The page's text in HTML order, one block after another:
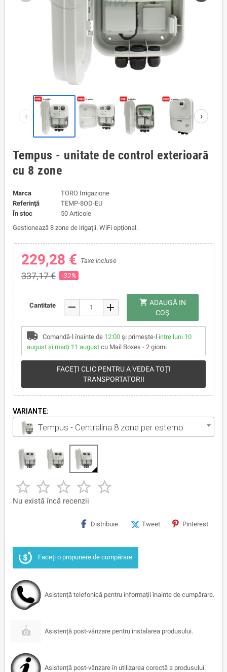
‹ ›
Tempus - unitate de control exterioară
cu 8 zone
Marca
TORO Irrigazione
Referinţă
TEMP-8OD-EU
În stoc
50 Articole
Gestionează 8 zone de irigații. WiFi opțional.
229,28 € Taxe incluse
337,17 € -32%
Cantitate remove add shopping_cart ADAUGĂ IN
COŞ
Comandă-l înainte de 12:00 și primește-l între luni 10
august și marți 11 august cu Mail Boxes - 2 giorni
FACEȚI CLIC PENTRU A VEDEA TOȚI
TRANSPORTATORII
VARIANTE:
Tempus - Centralina 8 zone per esterno
    
Nu există încă recenzii
Distribuie Tweet Pinterest
Faceți o propunere de cumpărare
Asistență telefonică pentru informații înainte de cumpărare.
Asistență post-vânzare pentru instalarea produsului.
Asistență post-vânzare în utilizarea corectă a produsului.